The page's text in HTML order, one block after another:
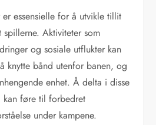
er essensielle for å utvikle tillit
Aktiviteter som
og sosiale utflukter kan
knytte bånd utenfor banen, og
enhet. Å delta i disse
kan føre til forbedret
under kampene.